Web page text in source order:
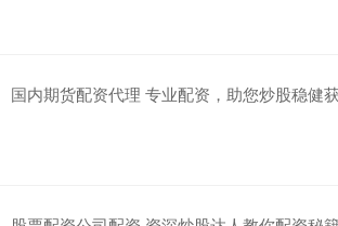
国内期货配资代理 专业配资，助您炒股稳健